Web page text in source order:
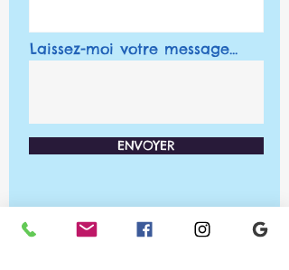
Laissez-moi votre message...
ENVOYER